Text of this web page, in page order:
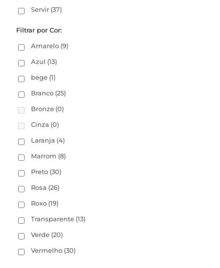
Servir (37)
Filtrar por Cor:
Amarelo (9)
Azul (13)
bege (1)
Branco (25)
Bronze (0)
Cinza (0)
Laranja (4)
Marrom (8)
Preto (30)
Rosa (26)
Roxo (19)
Transparente (13)
Verde (20)
Vermelho (30)